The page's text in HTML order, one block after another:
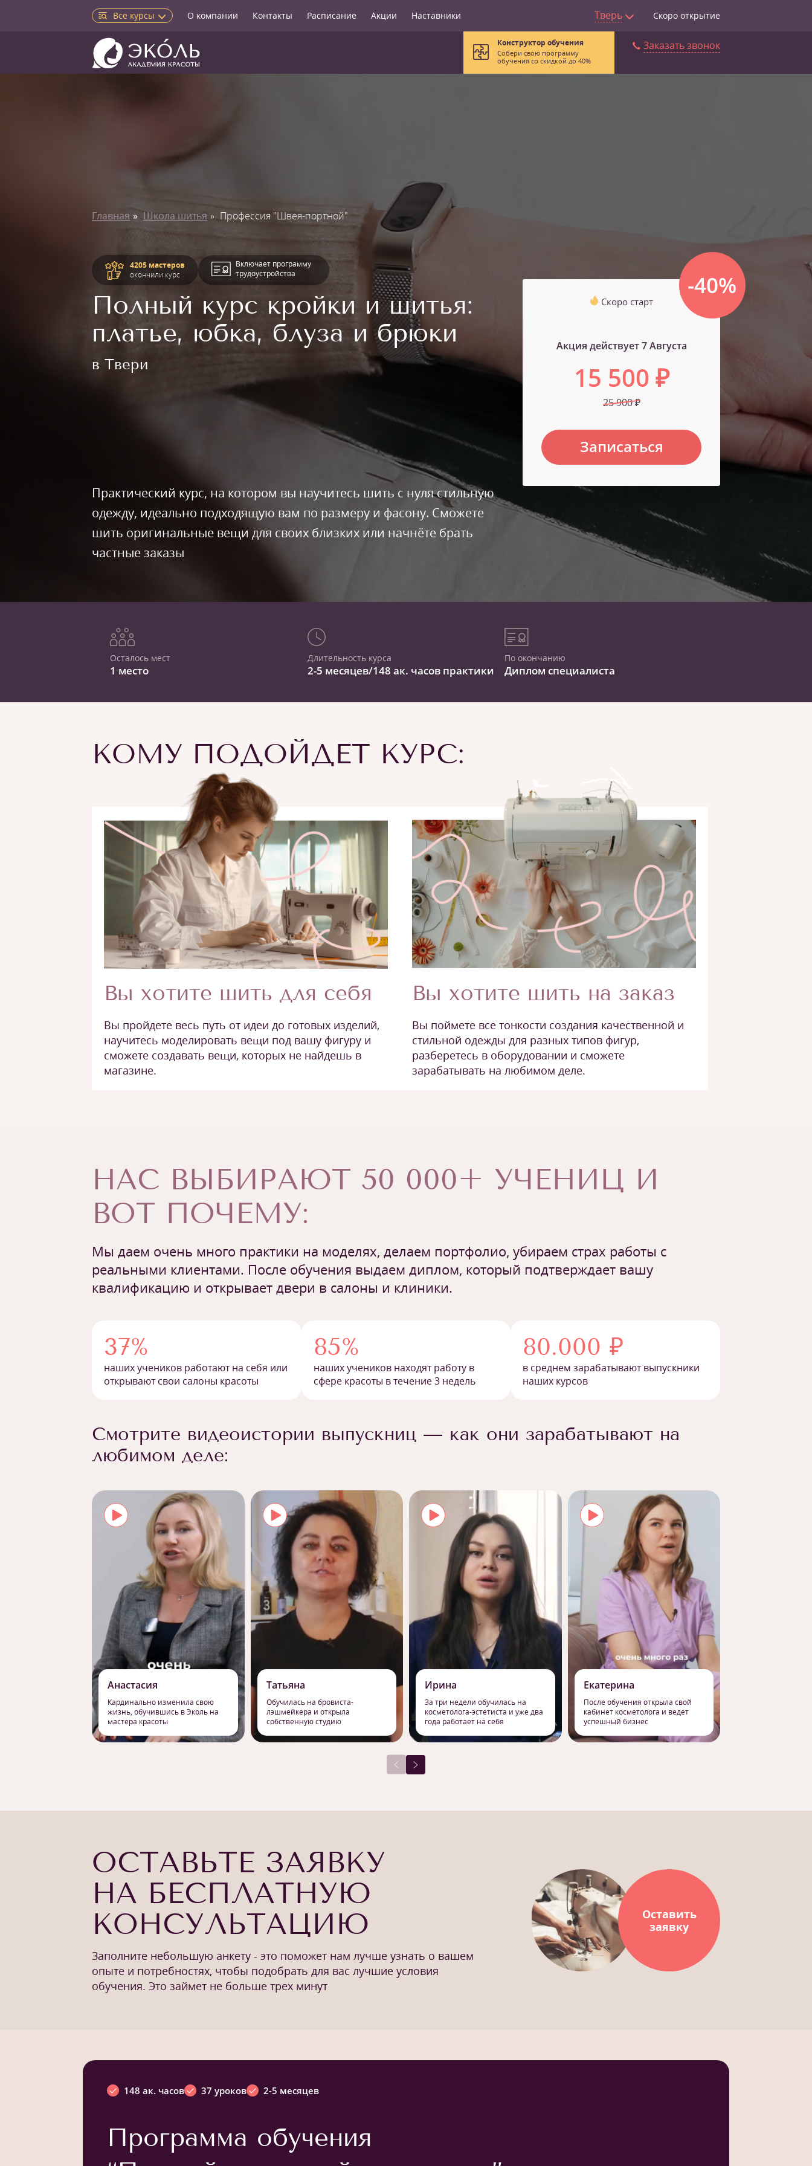
Все курсы О компании Контакты Расписание Акции Наставники Тверь Скоро открытие
Заказать звонок
Конструктор обучения
Собери свою программу
обучения со скидкой до 40%
Главная Школа шитья Профессия "Швея-портной"
4205 мастеров
окончили курс
Включает программу
трудоустройства
Полный курс кройки и шитья:
платье, юбка, блуза и брюки
в Твери
Практический курс, на котором вы научитесь шить с нуля стильную
одежду, идеально подходящую вам по размеру и фасону. Сможете
шить оригинальные вещи для своих близких или начнёте брать
частные заказы
-40%
Скоро старт
Акция действует 7 Августа
15 500 ₽
25 900 ₽
Записаться
Осталось мест
1 место
Длительность курса
2-5 месяцев/148 ак. часов практики
По окончанию
Диплом специалиста
КОМУ ПОДОЙДЕТ КУРС:
Вы хотите шить для себя
Вы пройдете весь путь от идеи до готовых изделий,
научитесь моделировать вещи под вашу фигуру и
сможете создавать вещи, которых не найдешь в
магазине.
Вы хотите шить на заказ
Вы поймете все тонкости создания качественной и
стильной одежды для разных типов фигур,
разберетесь в оборудовании и сможете
зарабатывать на любимом деле.
НАС ВЫБИРАЮТ 50 000+ УЧЕНИЦ И
ВОТ ПОЧЕМУ:
Мы даем очень много практики на моделях, делаем портфолио, убираем страх работы с
реальными клиентами. После обучения выдаем диплом, который подтверждает вашу
квалификацию и открывает двери в салоны и клиники.
37%
наших учеников работают на себя или
открывают свои салоны красоты
85%
наших учеников находят работу в
сфере красоты в течение 3 недель
80.000 ₽
в среднем зарабатывают выпускники
наших курсов
Смотрите видеоистории выпускниц — как они зарабатывают на
любимом деле:
Анастасия
Кардинально изменила свою
жизнь, обучившись в Эколь на
мастера красоты
Татьяна
Обучилась на бровиста-
лэшмейкера и открыла
собственную студию
Ирина
За три недели обучилась на
косметолога-эстетиста и уже два
года работает на себя
Екатерина
После обучения открыла свой
кабинет косметолога и ведет
успешный бизнес
ОСТАВЬТЕ ЗАЯВКУ
НА БЕСПЛАТНУЮ
КОНСУЛЬТАЦИЮ
Заполните небольшую анкету - это поможет нам лучше узнать о вашем
опыте и потребностях, чтобы подобрать для вас лучшие условия
обучения. Это займет не больше трех минут
Оставить
заявку
148 ак. часов 37 уроков 2-5 месяцев
Программа обучения